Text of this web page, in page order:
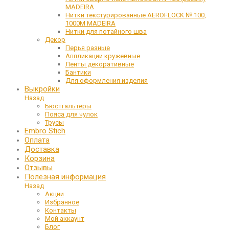
MADEIRA
Нитки текстурированные AEROFLOCK № 100,
1000М MADEIRA
Нитки для потайного шва
Декор
Перья разные
Аппликации кружевные
Ленты декоративные
Бантики
Для оформления изделия
Выкройки
Назад
Бюстгальтеры
Пояса для чулок
Трусы
Embro Stich
Оплата
Доставка
Корзина
Отзывы
Полезная информация
Назад
Акции
Избранное
Контакты
Мой аккаунт
Блог